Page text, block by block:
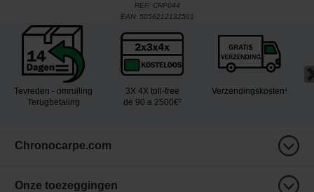
REF: CRP044
EAN: 5056212132591
Tevreden - omruiling
Terugbetaling
3X 4X toll-free
de 90 a 2500€²
Verzendingskosten¹
Chronocarpe.com
Onze toezeggingen